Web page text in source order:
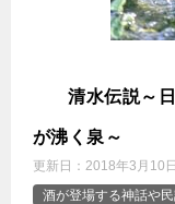
酒清水伝説～
が沸く泉～
更新日： 2018年3月10日
酒が登場する神話や